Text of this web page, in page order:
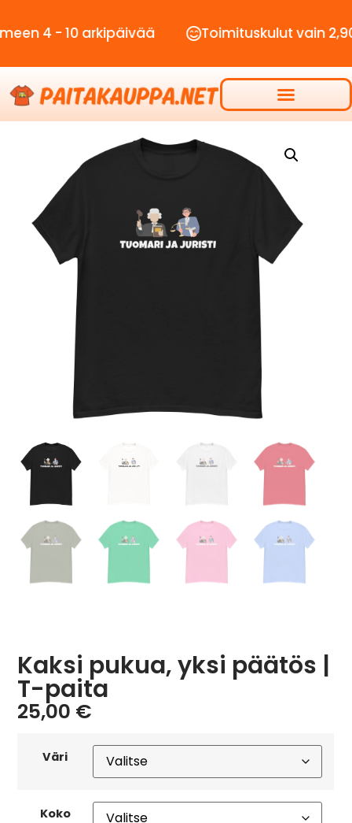
- 10 arkipäivää Toimituskulut vain 2,90€
Kaksi pukua, yksi päätös |
T-paita
25,00 €
Väri
Koko